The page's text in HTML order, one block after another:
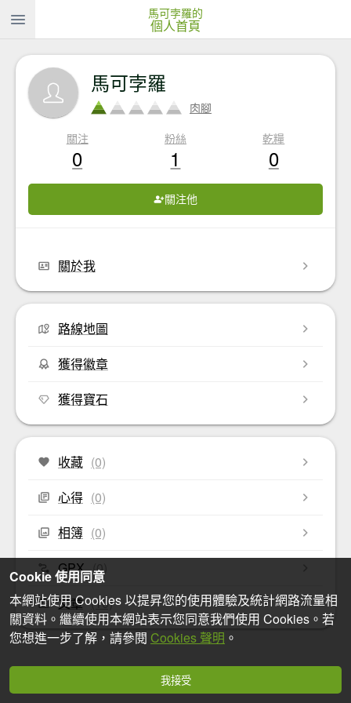
馬可孛羅的
個人首頁
馬可孛羅
肉腳
關注
0
粉絲
1
乾糧
0
關注他
關於我
路線地圖
獲得徽章
獲得寶石
收藏 (0)
心得 (0)
相簿 (0)
GPX (0)
文章 (10)
Cookie 使用同意
本網站使用 Cookies 以提昇您的使用體驗及統計網路流量相
關資料。繼續使用本網站表示您同意我們使用 Cookies。若
您想進一步了解，請參閱 Cookies 聲明 。
我接受